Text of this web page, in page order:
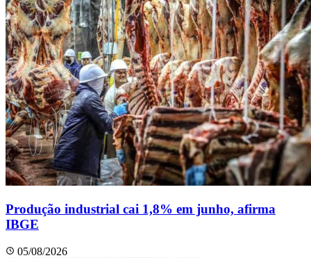
Produção industrial cai 1,8% em junho, afirma
IBGE
05/08/2026